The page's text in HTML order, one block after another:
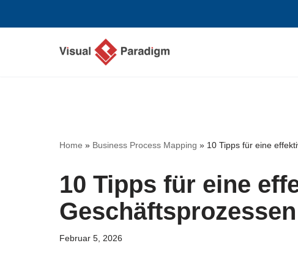
Home » Business Process Mapping » 10 Tipps für eine
10 Tipps für eine
Februar 5, 2026